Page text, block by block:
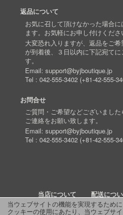
当ウェブサイトの機能を実現するため
クッキーの使用にあたり、当ウェブサ
返品について
お気に召して頂けなかった場合
ます。お気軽にお申し付けくださ
大変恐れ入りますが、返品をご
が到着後、３日以内に下記宛て
す。
Email: support@byjboutique.jp
Tel : 042-555-3402(+81-42-555-
お問合せ
ご質問・ご希望などございまし
ご連絡をお願い致します。
Email: support@byjboutique.jp
Tel : 042-555-3402(+81-42-555-
当店について 配送につ
詳細検索
よくあるご質問